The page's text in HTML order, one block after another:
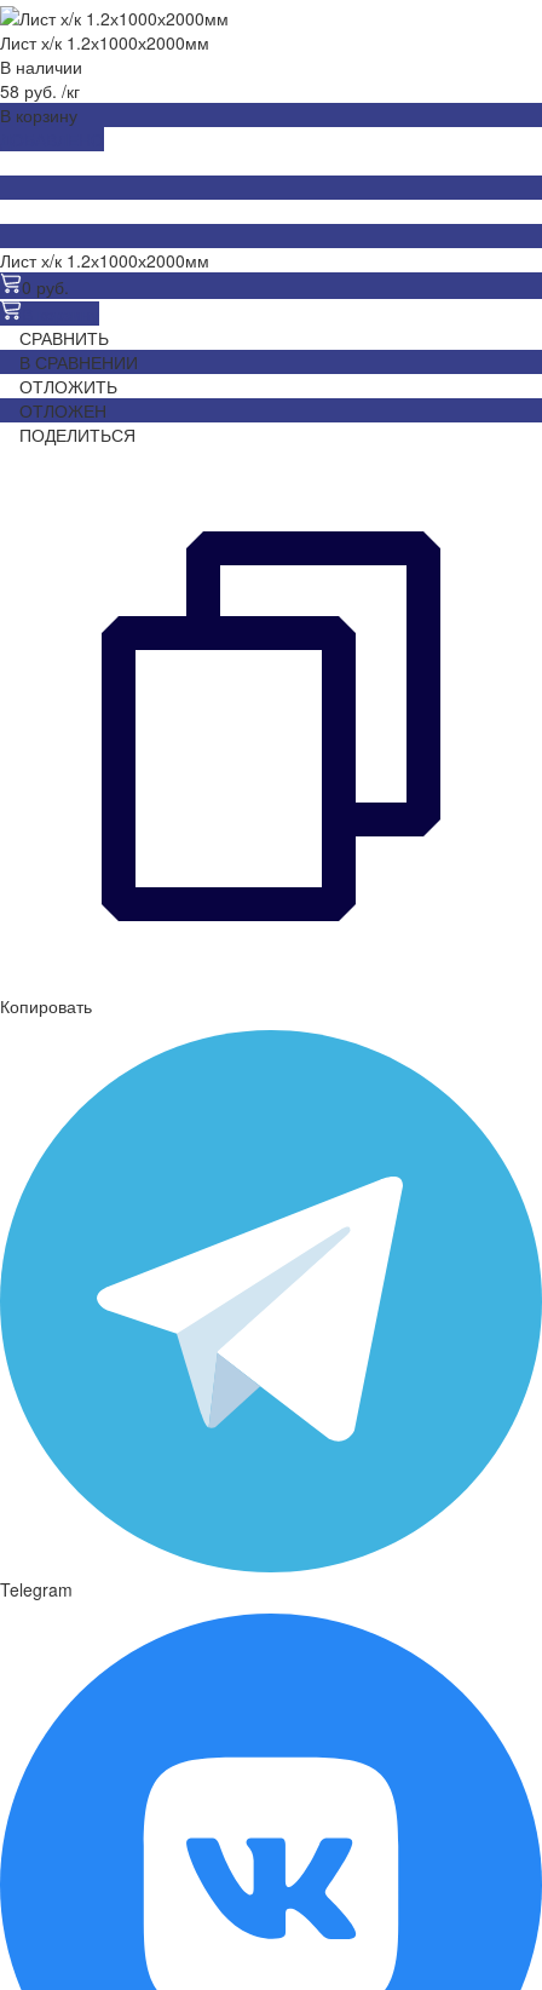
Лист х/к 1.2х1000х2000мм
В наличии
58 руб. /кг
В корзину
Лист х/к 1.2х1000х2000мм
0 руб.
СРАВНИТЬ
В СРАВНЕНИИ
ОТЛОЖИТЬ
ОТЛОЖЕН
ПОДЕЛИТЬСЯ
Копировать
Telegram